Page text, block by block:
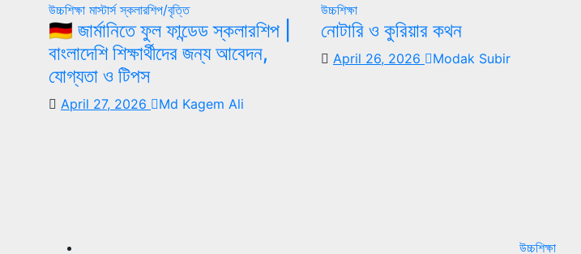
উচ্চশিক্ষা মাস্টার্সস্কলারশিপ/বৃত্তি
🇩🇪 জার্মানিতে ফুল ফান্ডেড স্কলারশিপ |
বাংলাদেশি শিক্ষার্থীদের জন্য আবেদন,
যোগ্যতা ও টিপস
April 27, 2026 Md Kagem Ali
উচ্চশিক্ষা
নোটারি ও কুরিয়ার কথন
April 26, 2026 Modak Subir
উচ্চশিক্ষা